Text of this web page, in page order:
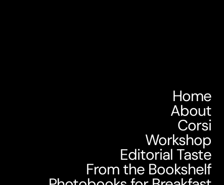
Home
About
Corsi
Workshop
Editorial Taste
From the Bookshelf